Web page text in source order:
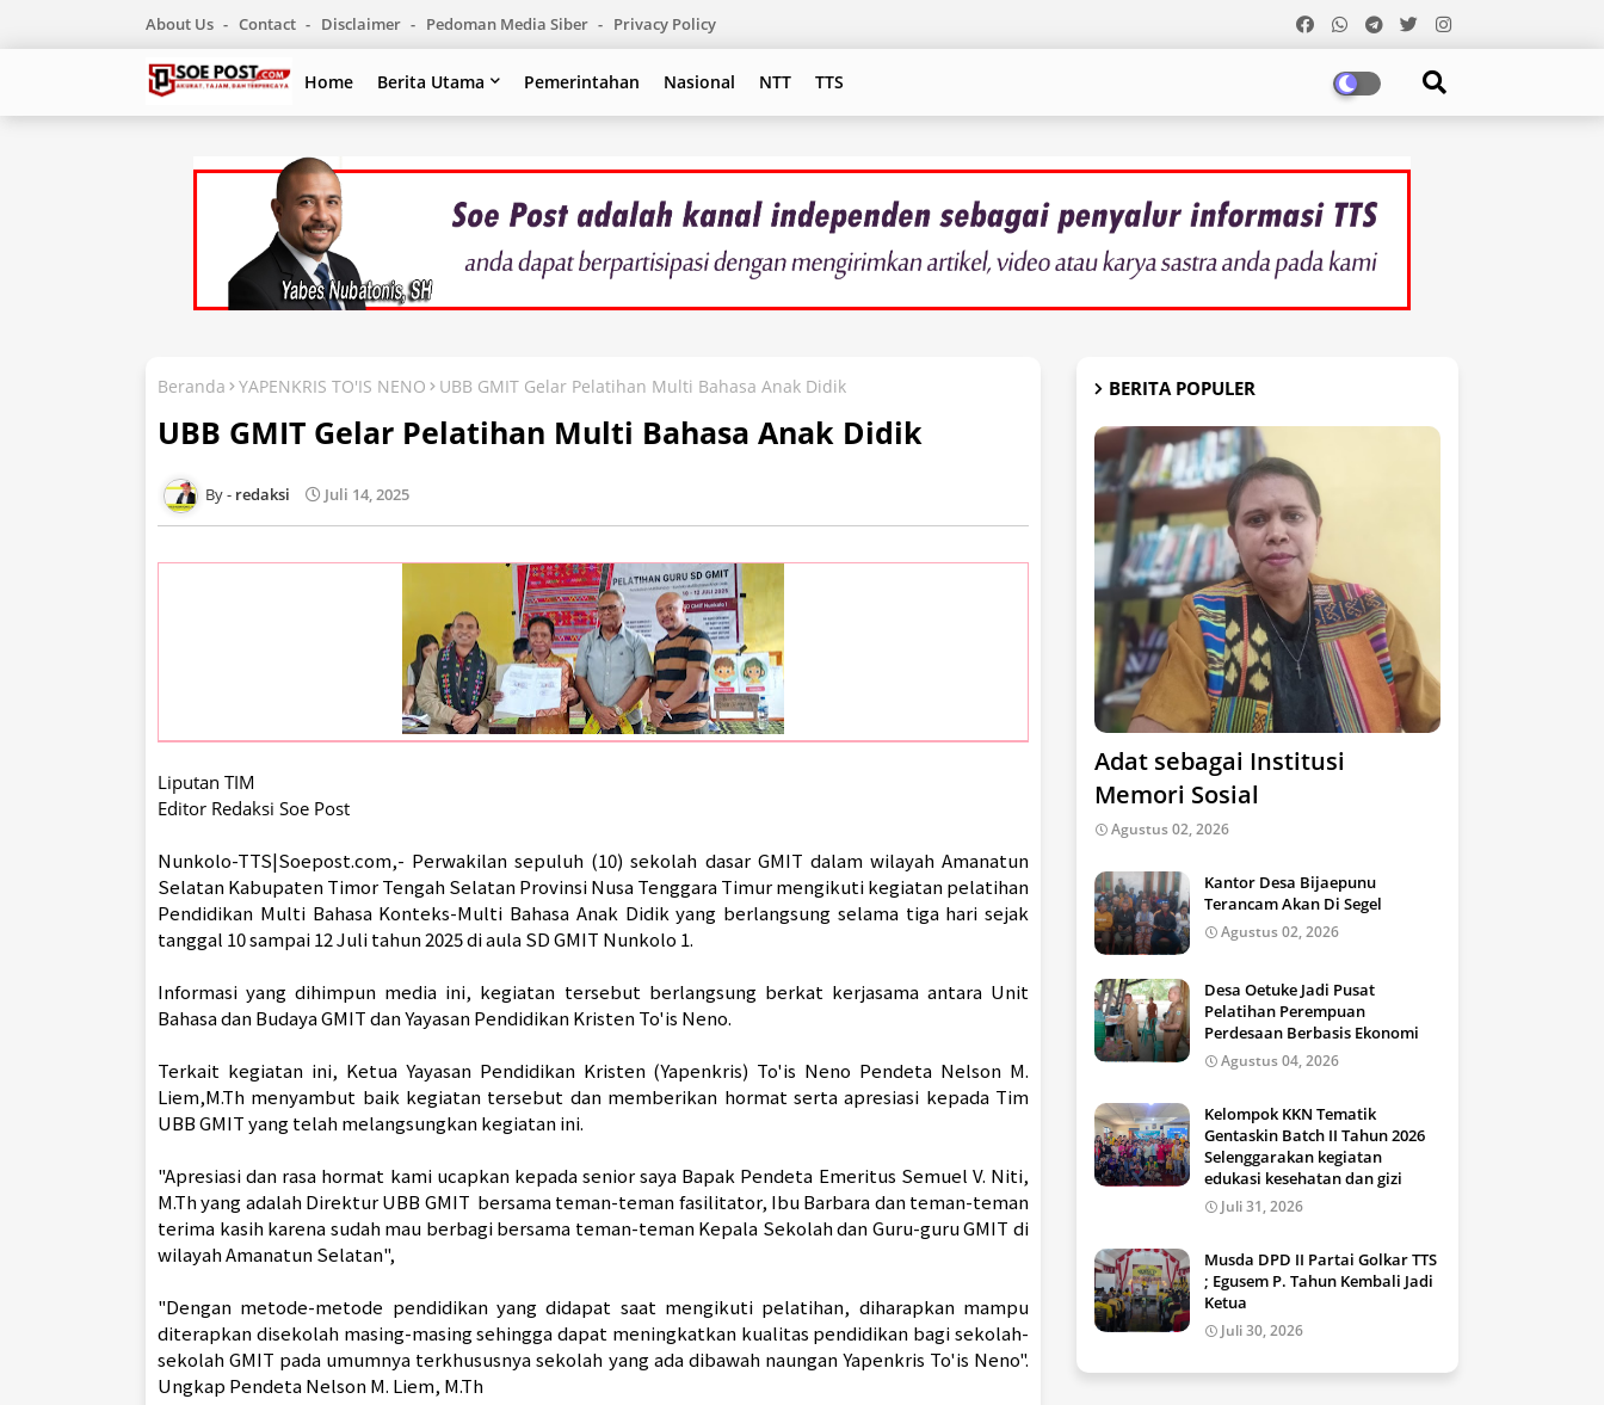
About Us Contact Disclaimer Pedoman Media Siber Privacy Policy
Home Berita Utama Pemerintahan Nasional NTT TTS
Beranda YAPENKRIS TO'IS NENO UBB GMIT Gelar Pelatihan Multi Bahasa Anak Didik
UBB GMIT Gelar Pelatihan Multi Bahasa Anak Didik
redaksi Juli 14, 2025
Liputan TIM
Editor Redaksi Soe Post
Nunkolo-TTS|Soepost.com,- Perwakilan sepuluh (10) sekolah dasar GMIT dalam wilayah Amanatun
Selatan Kabupaten Timor Tengah Selatan Provinsi Nusa Tenggara Timur mengikuti kegiatan pelatihan
Pendidikan Multi Bahasa Konteks-Multi Bahasa Anak Didik yang berlangsung selama tiga hari sejak
tanggal 10 sampai 12 Juli tahun 2025 di aula SD GMIT Nunkolo 1.
Informasi yang dihimpun media ini, kegiatan tersebut berlangsung berkat kerjasama antara Unit
Bahasa dan Budaya GMIT dan Yayasan Pendidikan Kristen To'is Neno.
Terkait kegiatan ini, Ketua Yayasan Pendidikan Kristen (Yapenkris) To'is Neno Pendeta Nelson M.
Liem,M.Th menyambut baik kegiatan tersebut dan memberikan hormat serta apresiasi kepada Tim
UBB GMIT yang telah melangsungkan kegiatan ini.
"Apresiasi dan rasa hormat kami ucapkan kepada senior saya Bapak Pendeta Emeritus Semuel V. Niti,
M.Th yang adalah Direktur UBB GMIT bersama teman-teman fasilitator, Ibu Barbara dan teman-teman
terima kasih karena sudah mau berbagi bersama teman-teman Kepala Sekolah dan Guru-guru GMIT di
wilayah Amanatun Selatan",
"Dengan metode-metode pendidikan yang didapat saat mengikuti pelatihan, diharapkan mampu
diterapkan disekolah masing-masing sehingga dapat meningkatkan kualitas pendidikan bagi sekolah-
sekolah GMIT pada umumnya terkhususnya sekolah yang ada dibawah naungan Yapenkris To'is Neno".
Ungkap Pendeta Nelson M. Liem, M.Th
BERITA POPULER
Adat sebagai Institusi
Memori Sosial
Agustus 02, 2026
Kantor Desa Bijaepunu
Terancam Akan Di Segel
Agustus 02, 2026
Desa Oetuke Jadi Pusat
Pelatihan Perempuan
Perdesaan Berbasis Ekonomi
Agustus 04, 2026
Kelompok KKN Tematik
Gentaskin Batch II Tahun 2026
Selenggarakan kegiatan
edukasi kesehatan dan gizi
Juli 31, 2026
Musda DPD II Partai Golkar TTS
; Egusem P. Tahun Kembali Jadi
Ketua
Juli 30, 2026